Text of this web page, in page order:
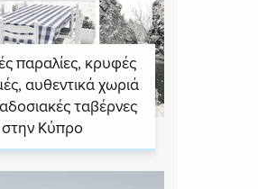
παραλίες, κρυφές
αυθεντικά χωριά
ταβέρνες
στην Κύπρο